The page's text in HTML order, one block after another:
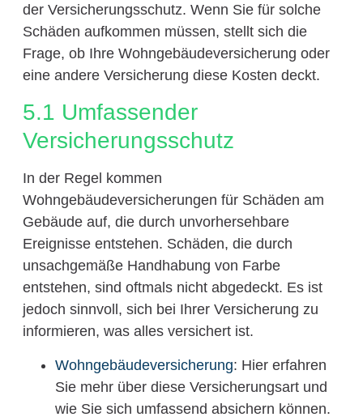
der Versicherungsschutz. Wenn Sie für solche
Schäden aufkommen müssen, stellt sich die
Frage, ob Ihre Wohngebäudeversicherung oder
eine andere Versicherung diese Kosten deckt.
5.1 Umfassender
Versicherungsschutz
In der Regel kommen
Wohngebäudeversicherungen für Schäden am
Gebäude auf, die durch unvorhersehbare
Ereignisse entstehen. Schäden, die durch
unsachgemäße Handhabung von Farbe
entstehen, sind oftmals nicht abgedeckt. Es ist
jedoch sinnvoll, sich bei Ihrer Versicherung zu
informieren, was alles versichert ist.
Wohngebäudeversicherung: Hier erfahren
Sie mehr über diese Versicherungsart und
wie Sie sich umfassend absichern können.